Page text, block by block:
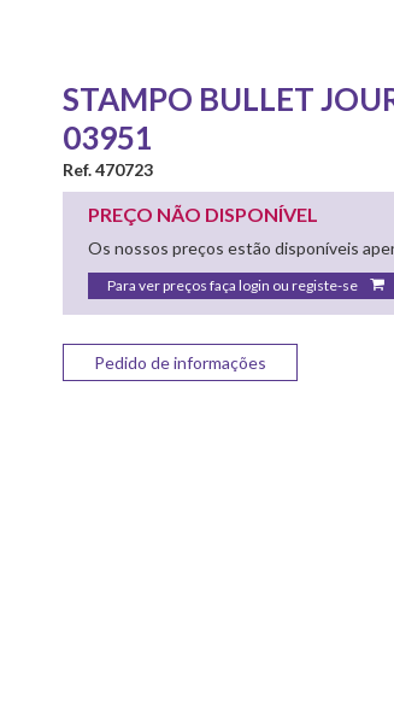
STAMPO BULLET
03951
Ref. 470723
PREÇO NÃO DISPONÍVEL
Os nossos preços estão disponíveis
Para ver preços faça login ou registe-se
Pedido de informações